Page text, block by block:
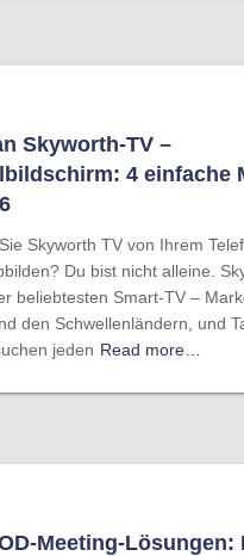
Skyworth-TV –
4 einfache
Skyworth TV von Ihrem
Du bist nicht alleine.
beliebtesten Smart-TV –
den Schwellenländern, und
jeden Read more…
Meeting-Lösungen: